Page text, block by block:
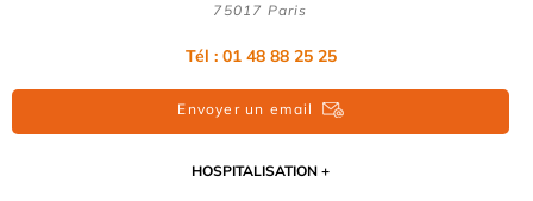
75017 Paris
Tél : 01 48 88 25 25
Envoyer un email
HOSPITALISATION